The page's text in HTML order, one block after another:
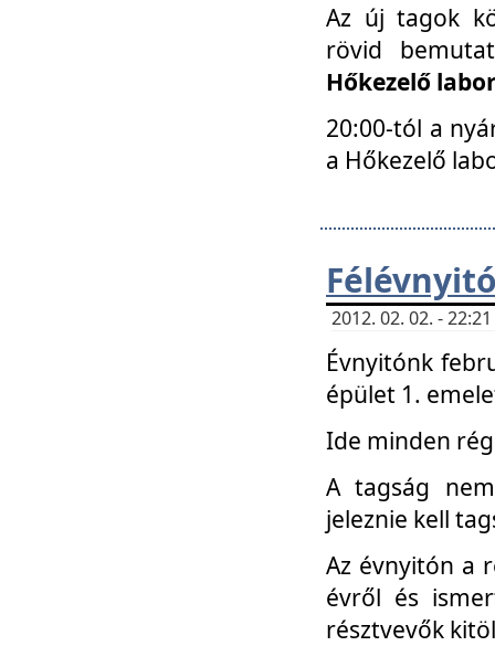
Az új tagok
rövid
Hőkezelő
20:00-tól a
a Hőkezelő
2012. 02. 02. -
Évnyitónk
épület 1.
Ide minden
A tagság
jeleznie kell
Az évnyitón a
évről és
résztvevők